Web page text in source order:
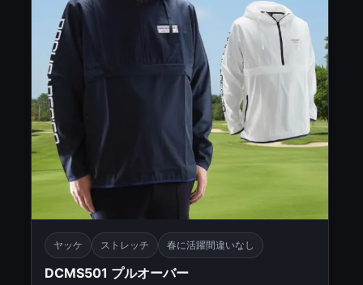
ヤッケ ストレッチ 春に活躍間違いなし
DCMS501 プルオーバー